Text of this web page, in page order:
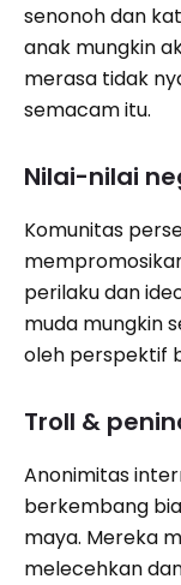
senonoh dan
anak mungkin
merasa tidak
semacam itu.
Nilai-nilai
Komunitas
perilaku dan
muda mungkin
oleh perspektif
Troll &
Anonimitas
berkembang
maya. Mereka
melecehkan